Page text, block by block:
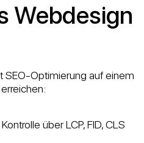
Webdesign
SEO-Optimierung auf einem
über LCP, FID, CLS